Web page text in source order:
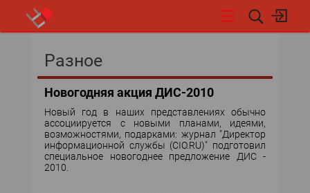
СОБЫТИЯ
ЭКСПЕРТИЗА
ПОДПИСКА
Разное
Новогодняя акция ДИС-2010
Новый год в наших представлениях обычно
ассоциируется с новыми планами, идеями,
возможностями, подарками: журнал "Директор
информационной службы (CIO.RU)" подготовил
специальное новогоднее предложение ДИС -
2010.